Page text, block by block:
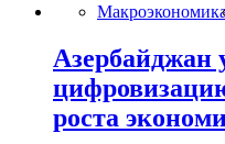
Азербайджан
роста